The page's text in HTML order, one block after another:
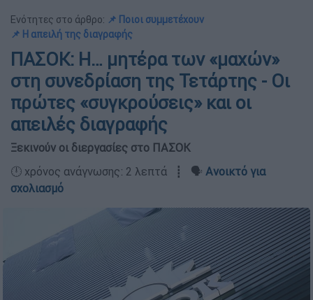
Ενότητες στο άρθρο: 📌 Ποιοι συμμετέχουν
📌 Η απειλή της διαγραφής
ΠΑΣΟΚ: Η… μητέρα των «μαχών»
στη συνεδρίαση της Τετάρτης - Οι
πρώτες «συγκρούσεις» και οι
απειλές διαγραφής
Ξεκινούν οι διεργασίες στο ΠΑΣΟΚ
🕛 χρόνος ανάγνωσης: 2 λεπτά ┋ 🗣️ Ανοικτό για
σχολιασμό